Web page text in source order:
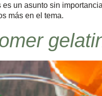
un asunto sin
más en el tema.